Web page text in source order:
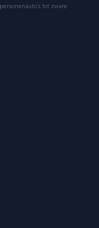
tot zware